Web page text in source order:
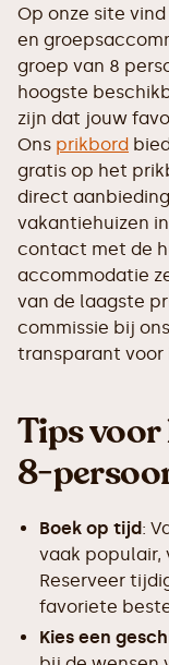
Op onze site
en
groep van 8
hoogste
zijn dat jouw
Ons prikbord
gratis op het
direct
vakantiehuizen
contact met de
accommodatie
van de laagste
commissie bij
transparant voor
Tips voor
8-
Boek op tijd:
vaak populair,
Reserveer
favoriete
Kies een